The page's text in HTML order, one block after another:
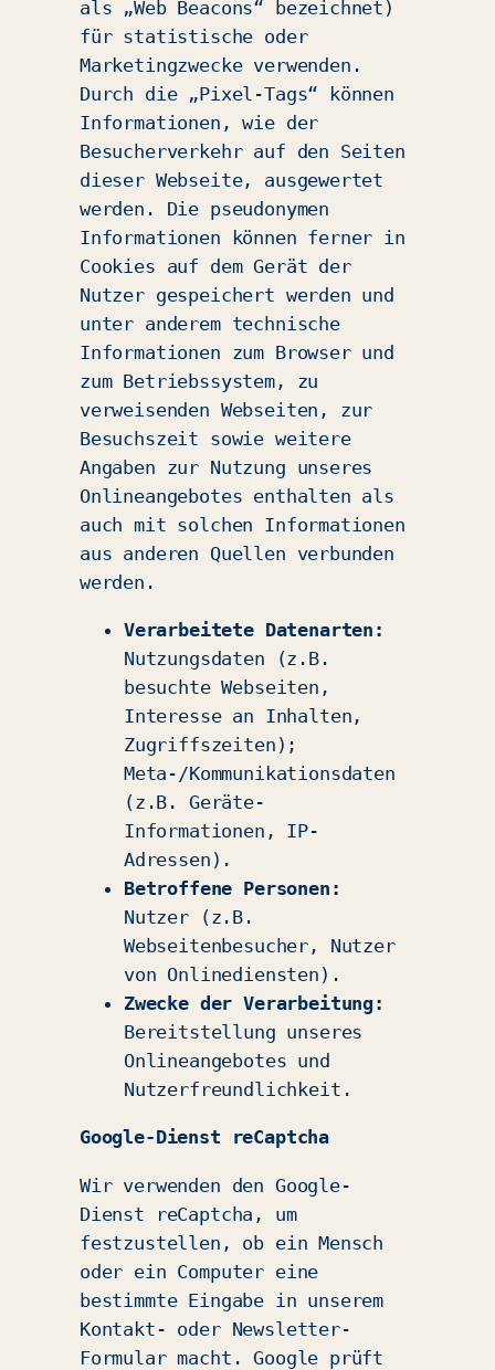
als „Web Beacons“ bezeichnet)
für statistische oder
Marketingzwecke verwenden.
Durch die „Pixel-Tags“ können
Informationen, wie der
Besucherverkehr auf den Seiten
dieser Webseite, ausgewertet
werden. Die pseudonymen
Informationen können ferner in
Cookies auf dem Gerät der
Nutzer gespeichert werden und
unter anderem technische
Informationen zum Browser und
zum Betriebssystem, zu
verweisenden Webseiten, zur
Besuchszeit sowie weitere
Angaben zur Nutzung unseres
Onlineangebotes enthalten als
auch mit solchen Informationen
aus anderen Quellen verbunden
werden.
Verarbeitete Datenarten:
Nutzungsdaten (z.B.
besuchte Webseiten,
Interesse an Inhalten,
Zugriffszeiten);
Meta-/Kommunikationsdaten
(z.B. Geräte-
Informationen, IP-
Adressen).
Betroffene Personen:
Nutzer (z.B.
Webseitenbesucher, Nutzer
von Onlinediensten).
Zwecke der Verarbeitung:
Bereitstellung unseres
Onlineangebotes und
Nutzerfreundlichkeit.
Google-Dienst reCaptcha
Wir verwenden den Google-
Dienst reCaptcha, um
festzustellen, ob ein Mensch
oder ein Computer eine
bestimmte Eingabe in unserem
Kontakt- oder Newsletter-
Formular macht. Google prüft